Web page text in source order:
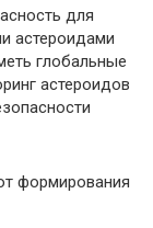
для
астероидами
глобальные
астероидов
формирования